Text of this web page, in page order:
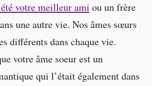
votre meilleur ami ou un frère
une autre vie. Nos âmes sœurs
différents dans chaque vie.
votre âme soeur est un
qui l’était également dans